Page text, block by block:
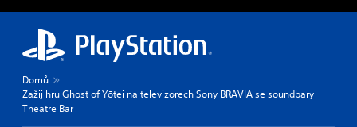
Domů
Zažij hru Ghost of Yōtei na televizorech Sony BRAVIA se soundbary
Theatre Bar